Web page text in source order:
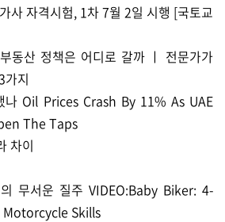
사 자격시험, 1차 7월 2일 시행 [국토교
동산 정책은 어디로 갈까 ㅣ 전문가가
가지
나 Oil Prices Crash By 11% As UAE
The Taps
차이
무서운 질주 VIDEO:Baby Biker: 4-
Skills